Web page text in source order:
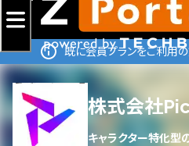
既に会員プランをご利用の
株式会社
キャラクター特化型